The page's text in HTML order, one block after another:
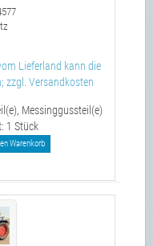
Lieferland kann die
zzgl. Versandkosten
Messinggussteil(e)
1 Stück
Warenkorb